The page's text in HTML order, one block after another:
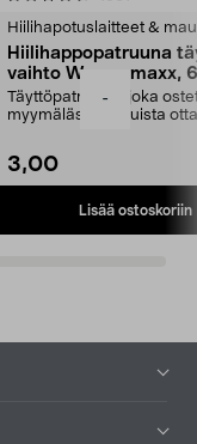
-
Hiilihapotuslaitteet &
Hiilihappopatruuna
vaihto Wassermaxx,
Täyttöpatruuna, joka
myymälästä – muista
3,00
Lisää ostoskoriin